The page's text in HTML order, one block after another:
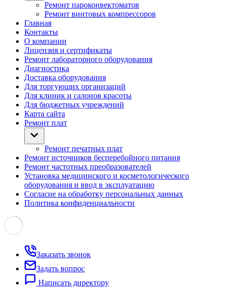
Ремонт пароконвектоматов
Ремонт винтовых компрессоров
Главная
Контакты
О компании
Лицензия и сертификаты
Ремонт лабораторного оборудования
Диагностика
Доставка оборудования
Для торгующих организаций
Для клиник и салонов красоты
Для бюджетных учреждений
Карта сайта
Ремонт плат
Ремонт печатных плат
Ремонт источников бесперебойного питания
Ремонт частотных преобразователей
Установка медицинского и косметологического
оборудования и ввод в эксплуатацию
Согласие на обработку персональных данных
Политика конфиденциальности
Заказать звонок
Задать вопрос
Написать директору